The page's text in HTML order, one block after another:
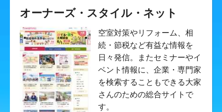
オーナーズ・スタイル・ネット
空室対策やリフォーム、相
続・節税など有益な情報を
日々発信。またセミナーやイ
ベント情報に、企業・専門家
を検索することもできる大家
さんのための総合サイトで
す。